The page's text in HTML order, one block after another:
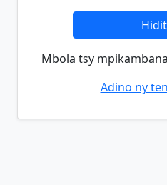
Mbola tsy
Adino ny